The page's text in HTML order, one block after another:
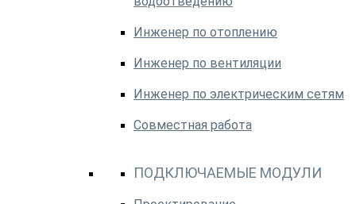
Инженер по отоплению
Инженер по вентиляции
Инженер по электрическим сетям
Совместная работа
ПОДКЛЮЧАЕМЫЕ МОДУЛИ